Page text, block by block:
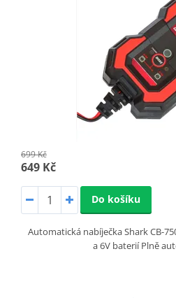
699 Kč
649 Kč
Do košíku
Automatická nabíječka Shark CB-
a 6V baterií Plně